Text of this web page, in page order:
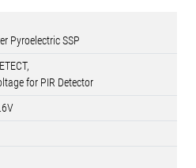
Pyroelectric SSP
for PIR Detector